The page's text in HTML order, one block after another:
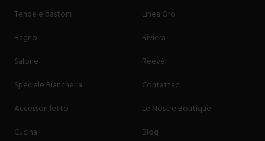
Tende e bastoni
Bagno
Salone
Speciale Biancheria
Accessori letto
Cucina
Linea Oro
Riviera
Reevèr
Contattaci
Le Nostre Boutique
Blog